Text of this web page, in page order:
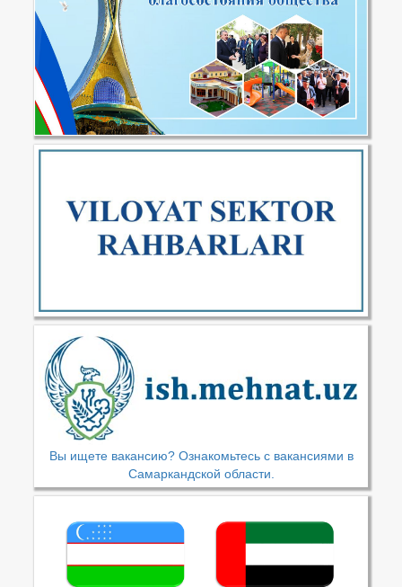
Вы ищете вакансию? Ознакомьтесь с вакансиями в
Самаркандской области.